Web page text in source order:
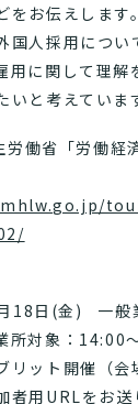
をお伝えします
国人採用につい
用に関して理
と考えていま
働省「労働経
18日(金) 一般
対象：14:00
リット開催（
者用URLをお送